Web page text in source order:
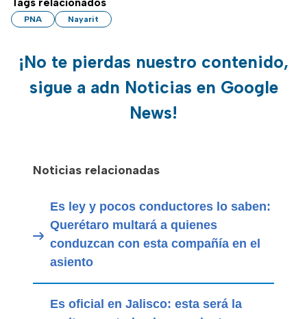
PNA Nayarit
¡No te pierdas nuestro contenido,
sigue a adn Noticias en Google
News!
Noticias relacionadas
Es ley y pocos conductores lo saben:
Querétaro multará a quienes
conduzcan con esta compañía en el
asiento
Es oficial en Jalisco: esta será la